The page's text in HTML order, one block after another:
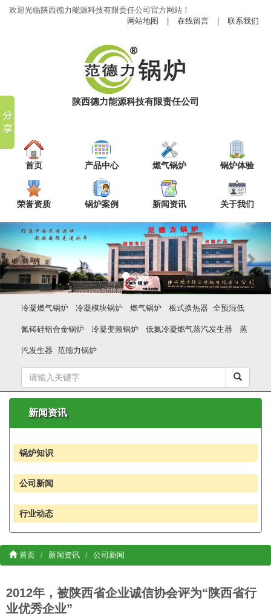
欢迎光临陕西德力能源科技有限责任公司官方网站！
网站地图
在线留言 联系我们
陕西德力能源科技有限责任公司
首页 产品中心 燃气锅炉 锅炉体验
荣誉资质 锅炉案例 新闻资讯 关于我们
Previous
冷凝燃气锅炉 冷凝模块锅炉 燃气锅炉 板式换热器 全预混低
氮铸硅铝合金锅炉 冷凝变频锅炉 低氮冷凝燃气蒸汽发生器 蒸
汽发生器 范德力锅炉
新闻资讯
锅炉知识
公司新闻
行业动态
首页 新闻资讯 公司新闻
2012年，被陕西省企业诚信协会评为“陕西省行
业优秀企业”